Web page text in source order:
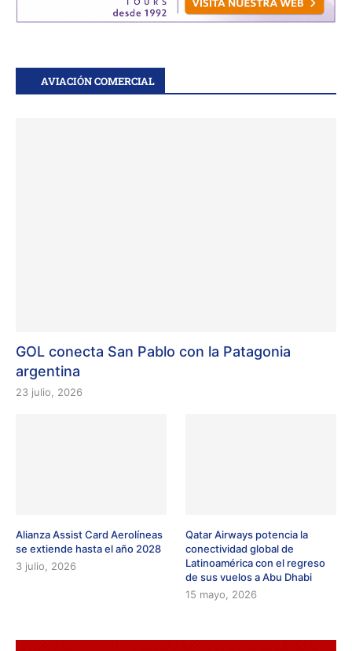
AVIACIÓN COMERCIAL
GOL conecta San Pablo con la Patagonia
argentina
23 julio, 2026
Alianza Assist Card Aerolíneas
se extiende hasta el año 2028
3 julio, 2026
Qatar Airways potencia la
conectividad global de
Latinoamérica con el regreso
de sus vuelos a Abu Dhabi
15 mayo, 2026